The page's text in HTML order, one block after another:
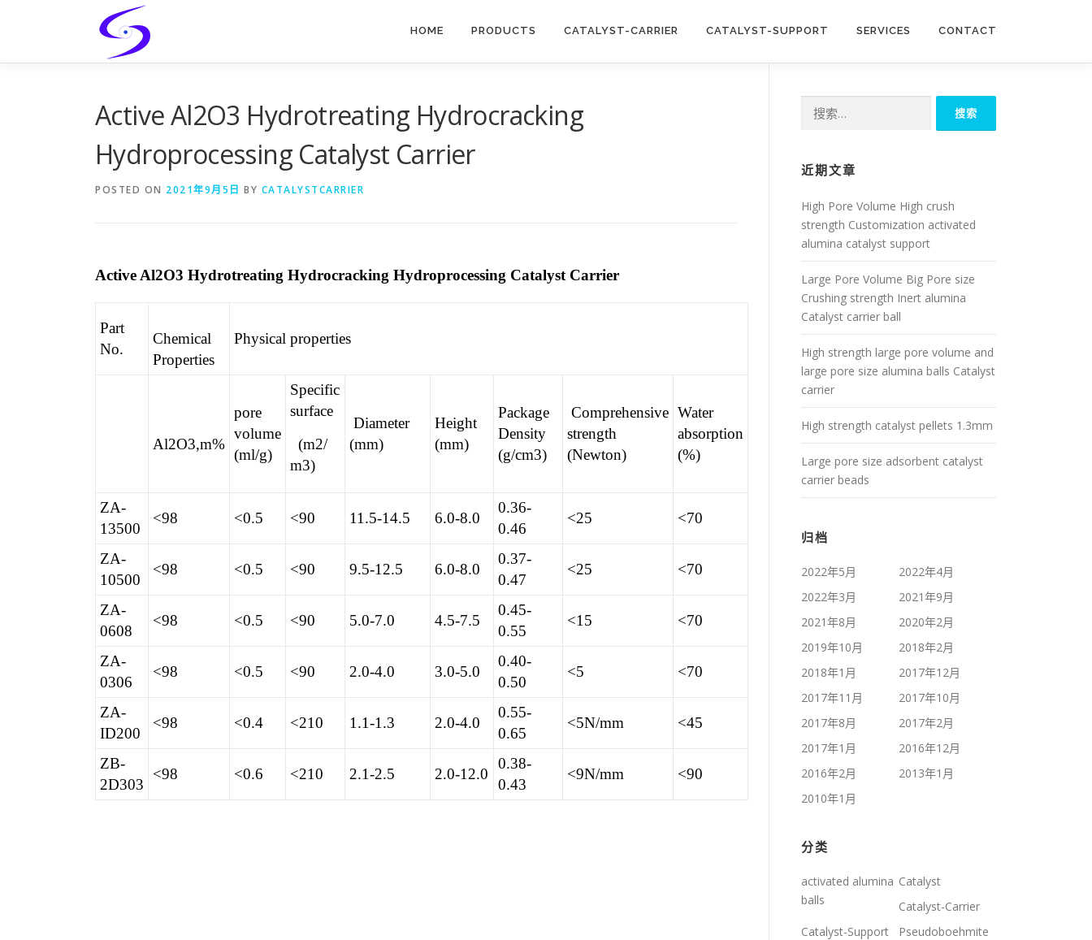
HOME PRODUCTS CATALYST-CARRIER CATALYST-SUPPORT SERVICES CONTACT
Active Al2O3 Hydrotreating Hydrocracking
Hydroprocessing Catalyst Carrier
POSTED ON 2021年9月5日 BY CATALYSTCARRIER
Active Al2O3 Hydrotreating Hydrocracking Hydroprocessing Catalyst Carrier
Part
No.
Chemical
Properties
Physical properties
Al2O3,m%
pore
volume
(ml/g)
Specific
surface
(m2/
m3)
Diameter
(mm)
Height
(mm)
Package
Density
(g/cm3)
Comprehensive
strength
(Newton)
Water
absorption
(%)
ZA-
13500
<98 <0.5 <90 11.5-14.5 6.0-8.0
0.36-
0.46
<25 <70
ZA-
10500
<98 <0.5 <90 9.5-12.5 6.0-8.0
0.37-
0.47
<25 <70
ZA-
0608
<98 <0.5 <90 5.0-7.0 4.5-7.5
0.45-
0.55
<15 <70
ZA-
0306
<98 <0.5 <90 2.0-4.0 3.0-5.0
0.40-
0.50
<5 <70
ZA-
ID200
<98 <0.4 <210 1.1-1.3 2.0-4.0
0.55-
0.65
<5N/mm <45
ZB-
2D303
<98 <0.6 <210 2.1-2.5 2.0-12.0
0.38-
0.43
<9N/mm <90
索：
近期文章
High Pore Volume High crush
strength Customization activated
alumina catalyst support
Large Pore Volume Big Pore size
Crushing strength Inert alumina
Catalyst carrier ball
High strength large pore volume and
large pore size alumina balls Catalyst
carrier
High strength catalyst pellets 1.3mm
Large pore size adsorbent catalyst
carrier beads
归档
2022年5月
2022年4月
2022年3月
2021年9月
2021年8月
2020年2月
2019年10月
2018年2月
2018年1月
2017年12月
2017年11月
2017年10月
2017年8月
2017年2月
2017年1月
2016年12月
2016年2月
2013年1月
2010年1月
分类
activated alumina
balls
Catalyst
Catalyst-Carrier
Catalyst-Support
Pseudoboehmite